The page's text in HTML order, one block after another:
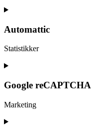
Consent
service
Automattic
Statistikker
Consent
service
automattic
Google reCAPTCHA
Marketing
Consent